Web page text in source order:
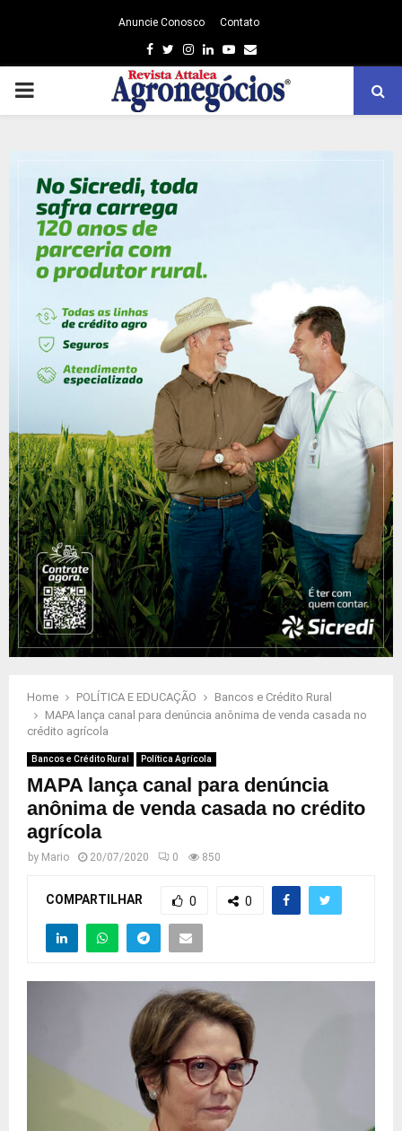
Anuncie Conosco Contato
Facebook
TwitterInstagram
LinkedinYoutube
Email
PRIMARY
Home POLÍTICA E EDUCAÇÃO
Bancos e Crédito Rural
MAPA lança canal para denúncia anônima de venda casada no
crédito agrícola
Bancos e Crédito Rural Política Agrícola
MAPA lança canal para denúncia
anônima de venda casada no crédito
agrícola
by Mario 20/07/2020 0 850
COMPARTILHAR 0 0